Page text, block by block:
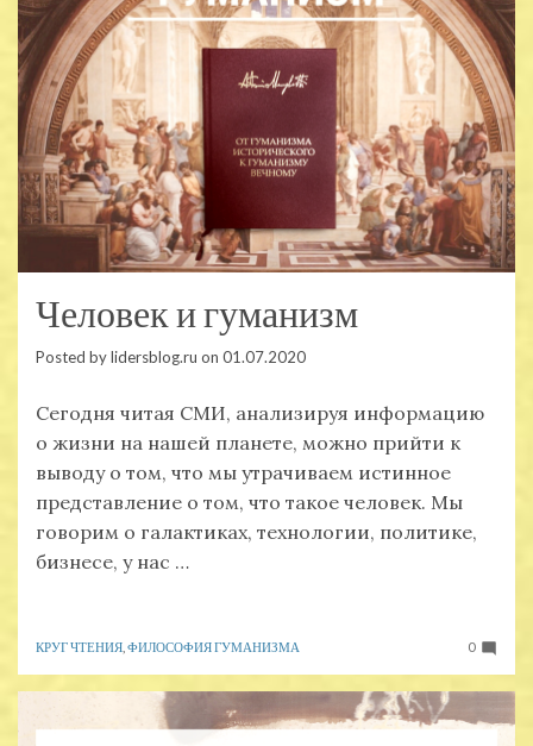
Человек и гуманизм
Posted bylidersblog.ru on 01.07.2020
Сегодня читая СМИ, анализируя информацию
о жизни на нашей планете, можно прийти к
выводу о том, что мы утрачиваем истинное
представление о том, что такое человек. Мы
говорим о галактиках, технологии, политике,
бизнесе, у нас …
КРУГ ЧТЕНИЯ ФИЛОСОФИЯ ГУМАНИЗМА 0